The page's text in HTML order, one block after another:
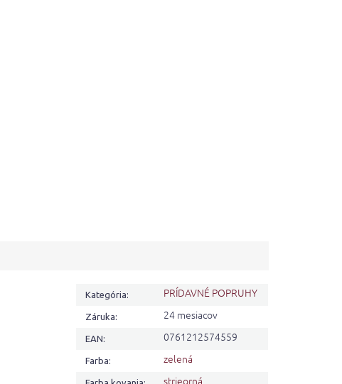
Kategória: PRÍDAVNÉ POPRUHY
Záruka: 24 mesiacov
EAN: 0761212574559
Farba: zelená
strieorná